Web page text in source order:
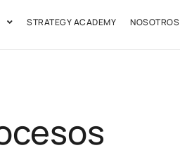
STRATEGY ACADEMY NOSOTROS